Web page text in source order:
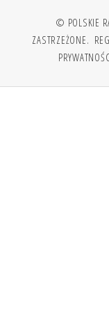
© POLSKIE
ZASTRZEŻONE.